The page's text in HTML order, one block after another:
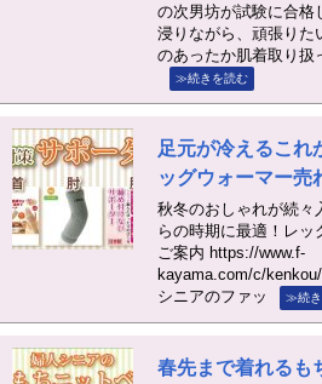
の次男坊が試験に合格
浸りながら、頑張りた
のあったか肌着取り扱
≫続きを読む
足元が冷えるこれ
ッグウォーマー売
秋冬のおしゃれが続々
らの時期に最適！レ
ご案内 https://www.f-
kayama.com/c/
シニアのファッ
≫続き
春先まで着れるも